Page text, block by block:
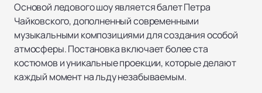
Основой ледового шоу является балет Петра
Чайковского, дополненный современными
музыкальными композициями для создания особой
атмосферы. Постановка включает более ста
костюмов и уникальные проекции, которые делают
каждый момент на льду незабываемым.